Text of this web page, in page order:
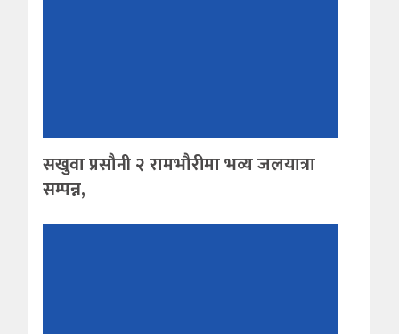
सखुवा प्रसौनी २ रामभौरीमा भव्य जलयात्रा
सम्पन्न,